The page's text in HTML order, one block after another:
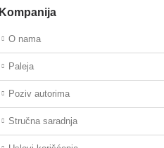
Kompanija
O nama
Paleja
Poziv autorima
Stručna saradnja